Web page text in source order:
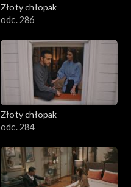
Złoty chłopak
odc. 286
Złoty chłopak
odc. 284